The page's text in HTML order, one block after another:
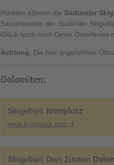
Punkten können die Südtiroler
Saisonszeiten der Südtiroler
Glück auch noch Deine Osterferien
Achtung: Die hier angeführten
Dolomiten:
Skigebiet Kronplatz
www.kronplatz.com
Skigebiet Drei Zinnen